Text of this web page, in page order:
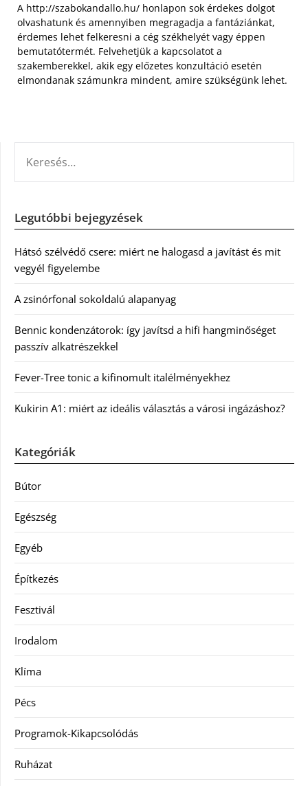
A http://szabokandallo.hu/ honlapon sok érdekes dolgot
olvashatunk és amennyiben megragadja a fantáziánkat,
érdemes lehet felkeresni a cég székhelyét vagy éppen
bemutatótermét. Felvehetjük a kapcsolatot a
szakemberekkel, akik egy előzetes konzultáció esetén
elmondanak számunkra mindent, amire szükségünk lehet.
Legutóbbi bejegyzések
Hátsó szélvédő csere: miért ne halogasd a javítást és mit
vegyél figyelembe
A zsinórfonal sokoldalú alapanyag
Bennic kondenzátorok: így javítsd a hifi hangminőséget
passzív alkatrészekkel
Fever-Tree tonic a kifinomult italélményekhez
Kukirin A1: miért az ideális választás a városi ingázáshoz?
Kategóriák
Bútor
Egészség
Egyéb
Építkezés
Fesztivál
Irodalom
Klíma
Pécs
Programok-Kikapcsolódás
Ruházat